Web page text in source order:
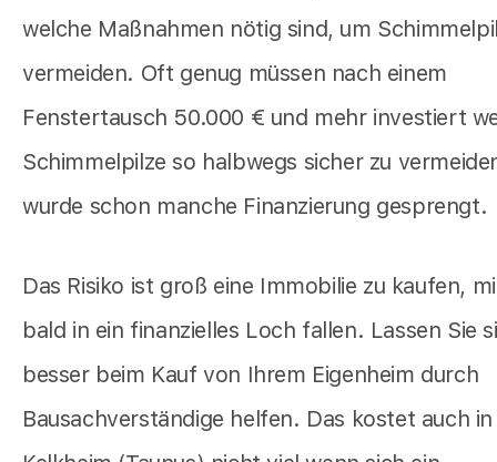
welche Maßnahmen nötig sind, um
vermeiden. Oft genug müssen nach einem
Fenstertausch 50.000 € und mehr investiert
Schimmelpilze so halbwegs sicher zu
wurde schon manche Finanzierung gesprengt.
Das Risiko ist groß eine Immobilie zu kaufen,
bald in ein finanzielles Loch fallen. Lassen Sie
besser beim Kauf von Ihrem Eigenheim durch
Bausachverständige helfen. Das kostet auch in